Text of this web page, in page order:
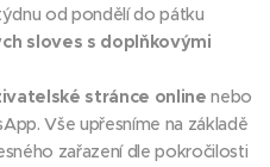
od pondělí do pátku
sloves s doplňkovými
stránce online nebo
Vše upřesníme na základě
zařazení dle pokročilosti